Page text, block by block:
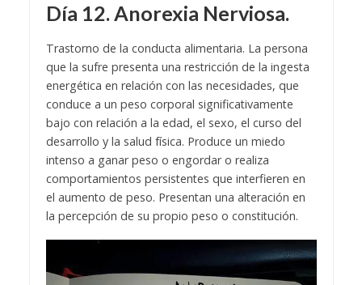
Día 12. Anorexia Nerviosa.
Trastorno de la conducta alimentaria. La persona
que la sufre presenta una restricción de la ingesta
energética en relación con las necesidades, que
conduce a un peso corporal significativamente
bajo con relación a la edad, el sexo, el curso del
desarrollo y la salud física. Produce un miedo
intenso a ganar peso o engordar o realiza
comportamientos persistentes que interfieren en
el aumento de peso. Presentan una alteración en
la percepción de su propio peso o constitución.